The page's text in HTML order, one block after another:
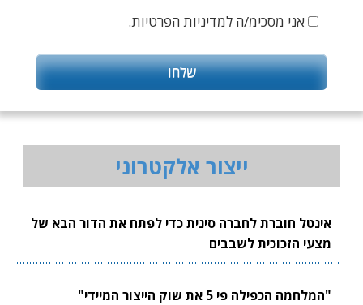
אני מסכימ/ה למדיניות הפרטיות.
ייצור אלקטרוני
אינטל חוברת לחברה סינית כדי לפתח את הדור הבא של
מצעי הזכוכית לשבבים
"המלחמה הכפילה פי 5 את שוק הייצור המיידי"